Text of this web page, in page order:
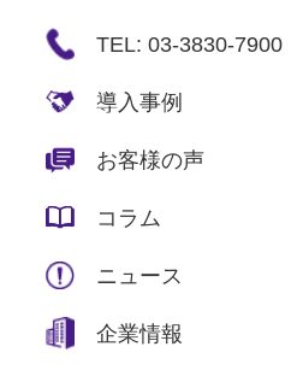
TEL: 03-3830-7900
導入事例
お客様の声
コラム
ニュース
企業情報